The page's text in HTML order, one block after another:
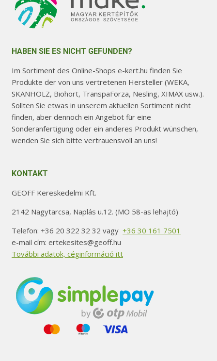
HABEN SIE ES NICHT GEFUNDEN?
Im Sortiment des Online-Shops e-kert.hu finden Sie
Produkte der von uns vertretenen Hersteller (WEKA,
SKANHOLZ, Biohort, TranspaForza, Nesling, XIMAX usw.).
Sollten Sie etwas in unserem aktuellen Sortiment nicht
finden, aber dennoch ein Angebot für eine
Sonderanfertigung oder ein anderes Produkt wünschen,
wenden Sie sich bitte vertrauensvoll an uns!
KONTAKT
GEOFF Kereskedelmi Kft.
2142 Nagytarcsa, Naplás u.12. (MO 58-as lehajtó)
Telefon: +36 20 322 32 32 vagy +36 30 161 7501
e-mail cím: ertekesites@geoff.hu
További adatok, céginformáció itt